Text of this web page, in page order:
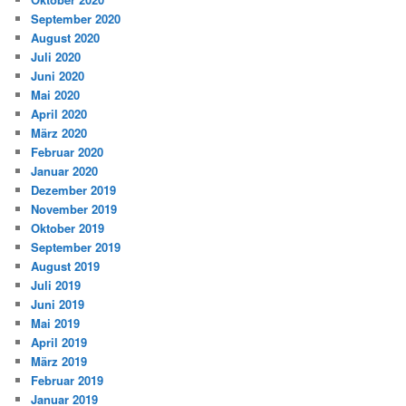
September 2020
August 2020
Juli 2020
Juni 2020
Mai 2020
April 2020
März 2020
Februar 2020
Januar 2020
Dezember 2019
November 2019
Oktober 2019
September 2019
August 2019
Juli 2019
Juni 2019
Mai 2019
April 2019
März 2019
Februar 2019
Januar 2019